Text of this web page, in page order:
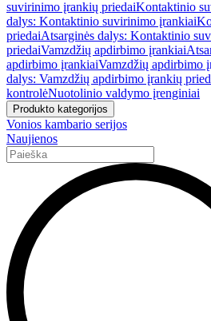
suvirinimo įrankių priedaiKontaktinio
dalys: Kontaktinio suvirinimo įrankiai
priedaiAtsarginės dalys: Kontaktinio
priedaiVamzdžių apdirbimo įrankiai
apdirbimo įrankiaiVamzdžių apdirbimo
dalys: Vamzdžių apdirbimo įrankių
kontrolėNuotolinio valdymo įrenginiai
Produkto kategorijos
Vonios kambario serijos
Naujienos